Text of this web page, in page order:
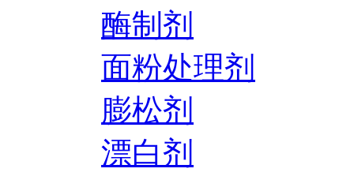
酶制剂
面粉处理剂
膨松剂
漂白剂